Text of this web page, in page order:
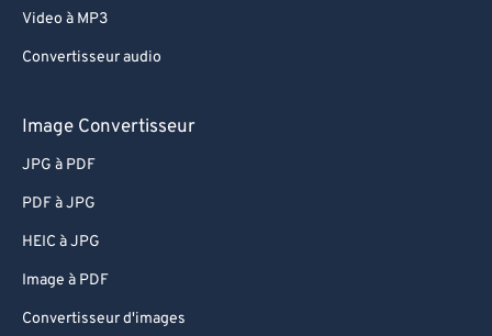
Video à MP3
Convertisseur audio
Image Convertisseur
JPG à PDF
PDF à JPG
HEIC à JPG
Image à PDF
Convertisseur d'images